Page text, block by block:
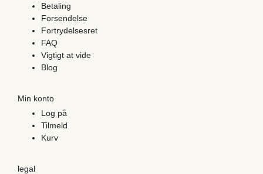
Betaling
Forsendelse
Fortrydelsesret
FAQ
Vigtigt at vide
Blog
Min konto
Log på
Tilmeld
Kurv
legal